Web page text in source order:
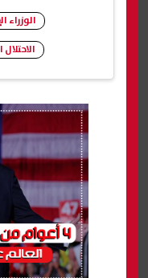
الوزراء